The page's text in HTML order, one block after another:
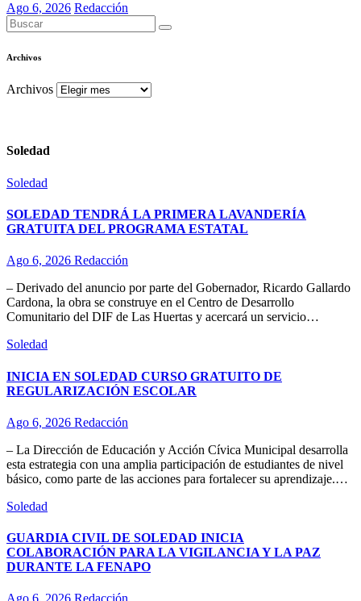
Ago 6, 2026 Redacción
Archivos
Archivos
Soledad
Soledad
SOLEDAD TENDRÁ LA PRIMERA LAVANDERÍA
GRATUITA DEL PROGRAMA ESTATAL
Ago 6, 2026 Redacción
– Derivado del anuncio por parte del Gobernador, Ricardo Gallardo
Cardona, la obra se construye en el Centro de Desarrollo
Comunitario del DIF de Las Huertas y acercará un servicio…
Soledad
INICIA EN SOLEDAD CURSO GRATUITO DE
REGULARIZACIÓN ESCOLAR
Ago 6, 2026 Redacción
– La Dirección de Educación y Acción Cívica Municipal desarrolla
esta estrategia con una amplia participación de estudiantes de nivel
básico, como parte de las acciones para fortalecer su aprendizaje.…
Soledad
GUARDIA CIVIL DE SOLEDAD INICIA
COLABORACIÓN PARA LA VIGILANCIA Y LA PAZ
DURANTE LA FENAPO